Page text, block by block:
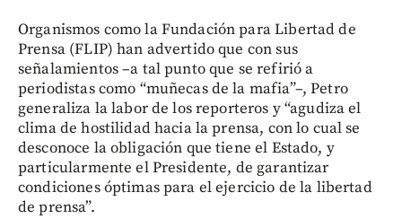
Organismos como la Fundación para Libertad de
Prensa (FLIP) han advertido que con sus
señalamientos –a tal punto que se refirió a
periodistas como “muñecas de la mafia”–, Petro
generaliza la labor de los reporteros y “agudiza el
clima de hostilidad hacia la prensa, con lo cual se
desconoce la obligación que tiene el Estado, y
particularmente el Presidente, de garantizar
condiciones óptimas para el ejercicio de la libertad
de prensa”.